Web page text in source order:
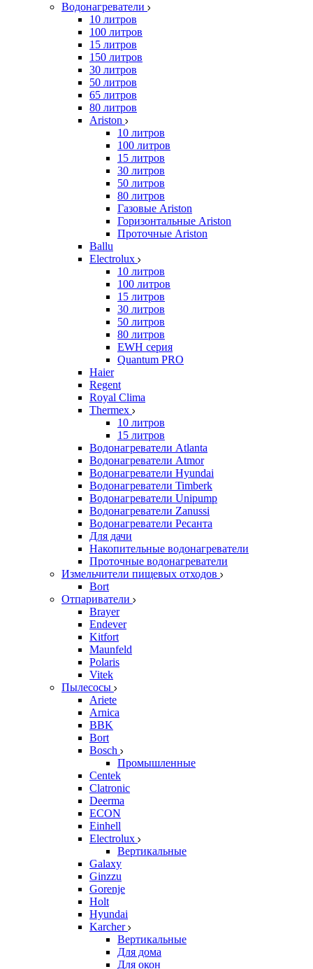
Водонагреватели
10 литров
100 литров
15 литров
150 литров
30 литров
50 литров
65 литров
80 литров
Ariston
10 литров
100 литров
15 литров
30 литров
50 литров
80 литров
Газовые Ariston
Горизонтальные Ariston
Проточные Ariston
Ballu
Electrolux
10 литров
100 литров
15 литров
30 литров
50 литров
80 литров
EWH серия
Quantum PRO
Haier
Regent
Royal Clima
Thermex
10 литров
15 литров
Водонагреватели Atlanta
Водонагреватели Atmor
Водонагреватели Hyundai
Водонагреватели Timberk
Водонагреватели Unipump
Водонагреватели Zanussi
Водонагреватели Ресанта
Для дачи
Накопительные водонагреватели
Проточные водонагреватели
Измельчители пищевых отходов
Bort
Отпариватели
Brayer
Endever
Kitfort
Maunfeld
Polaris
Vitek
Пылесосы
Ariete
Arnica
BBK
Bort
Bosch
Промышленные
Centek
Clatronic
Deerma
ECON
Einhell
Electrolux
Вертикальные
Galaxy
Ginzzu
Gorenje
Holt
Hyundai
Karcher
Вертикальные
Для дома
Для окон